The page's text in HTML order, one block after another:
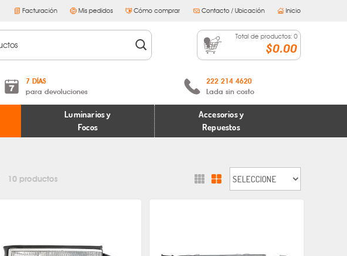
Facturación Mis pedidos Cómo comprar Contacto / Ubicación Inicio
Total de productos: 0
$0.00
7 DÍAS
para devoluciones
Términos y condiciones
Políticas de devoluciones
222 214 4620
Lada sin costo
Luminarios y
Focos
Accesorios y
Repuestos
10 productos